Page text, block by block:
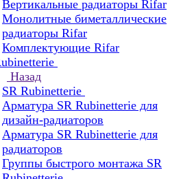
Вертикальные радиаторы Rifar
Монолитные биметаллические
радиаторы Rifar
Комплектующие Rifar
Назад
SR Rubinetterie
Арматура SR Rubinetterie для
дизайн-радиаторов
Арматура SR Rubinetterie для
радиаторов
Группы быстрого монтажа SR